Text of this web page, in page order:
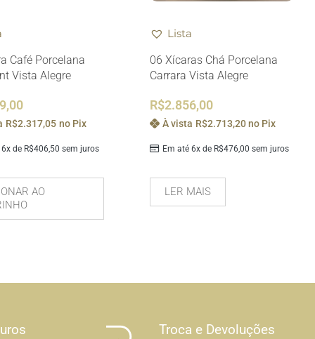
Café Porcelana
Vista Alegre
6x de R$406,50 sem juros
R$2.317,05 no Pix
AO
Lista
06 Xícaras Chá Porcelana
Carrara Vista Alegre
R$2.856,00
Em até 6x de R$476,00 sem juros
À vista R$2.713,20 no Pix
LER MAIS
Troca e Devoluções